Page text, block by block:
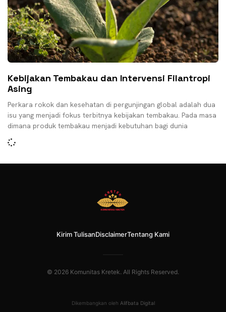
Kebijakan Tembakau dan Intervensi Filantropi
Asing
Perkara rokok dan kesehatan di pergunjingan global adalah dua
isu yang menjadi fokus terbitnya kebijakan tembakau. Pada masa
dimana produk tembakau menjadi kebutuhan bagi dunia
Kirim TulisanDisclaimerTentang Kami
© 2026 Komunitas Kretek. All Rights Reserved.
Dikembangkan oleh Alifbata Digital